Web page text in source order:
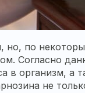
но, по
Согласно
в организм, а
не